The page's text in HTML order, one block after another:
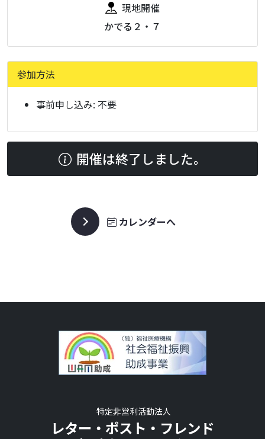
現地開催
かでる２・７
参加方法
事前申し込み: 不要
開催は終了しました。
カレンダーへ
特定非営利活動法人
レター・ポスト・フレンド